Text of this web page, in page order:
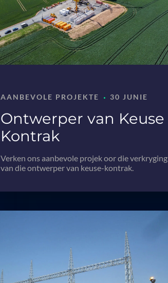
Ontwerper van Keuse
Kontrak
AANBEVOLE PROJEKTE · 30 JUNIE
Verken ons aanbevole projek oor die verkryging
van die ontwerper van keuse-kontrak.